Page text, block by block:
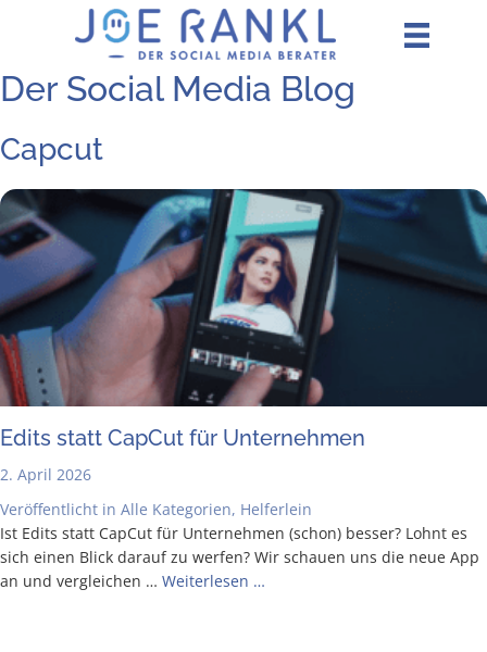
Der Social Media Blog
Capcut
Edits statt Cap­Cut für Unternehmen
2. April 2026
Veröffentlicht in Alle Kategorien, Helferlein
Ist Edits statt Cap­Cut für Unter­neh­men (schon) bes­ser? Lohnt es
sich einen Blick dar­auf zu wer­fen? Wir schau­en uns die neue App
an und ver­glei­chen … Wei­ter­le­sen …